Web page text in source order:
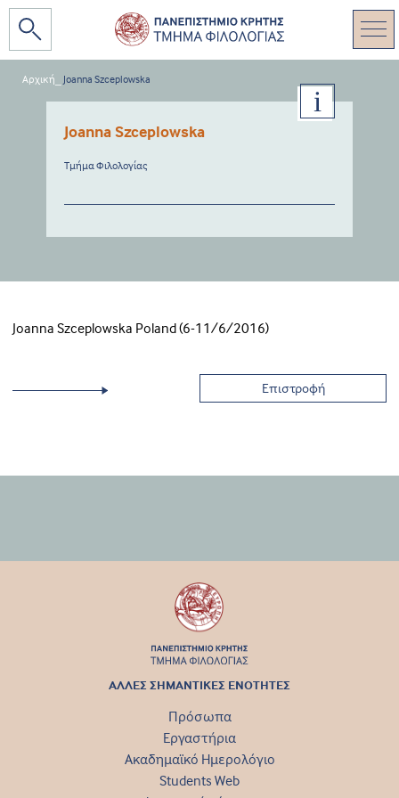
Αρχική Joanna Szceplowska
Joanna Szceplowska Poland (6-11/6/2016)
Επιστροφή
Joanna Szceplowska
Τμήμα Φιλολογίας
ΑΛΛΕΣ ΣΗΜΑΝΤΙΚΕΣ ΕΝΟΤΗΤΕΣ
Πρόσωπα
Εργαστήρια
Ακαδημαϊκό Ημερολόγιο
Students Web